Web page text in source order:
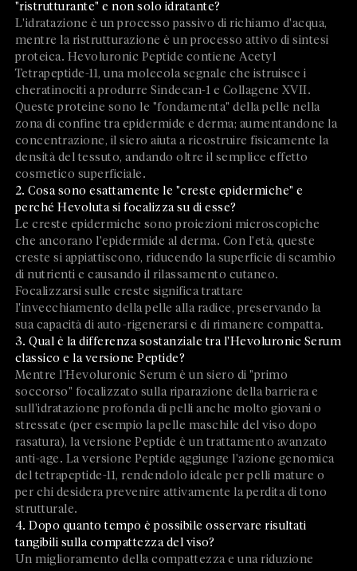
"ristrutturante" e non solo idratante?
L'idratazione è un processo passivo di richiamo d'acqua,
mentre la ristrutturazione è un processo attivo di sintesi
proteica. Hevoluronic Peptide contiene Acetyl
Tetrapeptide-11, una molecola segnale che istruisce i
cheratinociti a produrre Sindecan-1 e Collagene XVII.
Queste proteine sono le "fondamenta" della pelle nella
zona di confine tra epidermide e derma; aumentandone la
concentrazione, il siero aiuta a ricostruire fisicamente la
densità del tessuto, andando oltre il semplice effetto
cosmetico superficiale.
2. Cosa sono esattamente le "creste epidermiche" e
perché Hevoluta si focalizza su di esse?
Le creste epidermiche sono proiezioni microscopiche
che ancorano l'epidermide al derma. Con l'età, queste
creste si appiattiscono, riducendo la superficie di scambio
di nutrienti e causando il rilassamento cutaneo.
Focalizzarsi sulle creste significa trattare
l'invecchiamento della pelle alla radice, preservando la
sua capacità di auto-rigenerarsi e di rimanere compatta.
3. Qual è la differenza sostanziale tra l'Hevoluronic Serum
classico e la versione Peptide?
Mentre l'Hevoluronic Serum è un siero di "primo
soccorso" focalizzato sulla riparazione della barriera e
sull'idratazione profonda di pelli anche molto giovani o
stressate (per esempio la pelle maschile del viso dopo
rasatura), la versione Peptide è un trattamento avanzato
anti-age. La versione Peptide aggiunge l'azione genomica
del tetrapeptide-11, rendendolo ideale per pelli mature o
per chi desidera prevenire attivamente la perdita di tono
strutturale.
4. Dopo quanto tempo è possibile osservare risultati
tangibili sulla compattezza del viso?
Un miglioramento della compattezza e una riduzione